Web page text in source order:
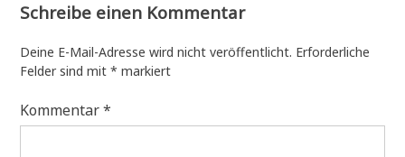
Schreibe einen Kommentar
Deine E-Mail-Adresse wird nicht veröffentlicht. Erforderliche
Felder sind mit* markiert
Kommentar*